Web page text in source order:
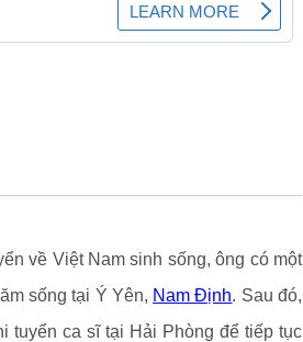
về Việt Nam sinh sống, ông có một
sống tại Ý Yên, Nam Định. Sau đó,
tuyển ca sĩ tại Hải Phòng để tiếp tục